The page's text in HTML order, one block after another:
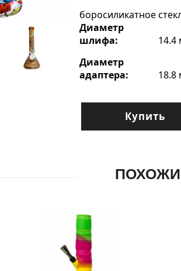
боросиликатное
Диаметр
шлифа:
14.4
Диаметр
адаптера:
18.8
Купить